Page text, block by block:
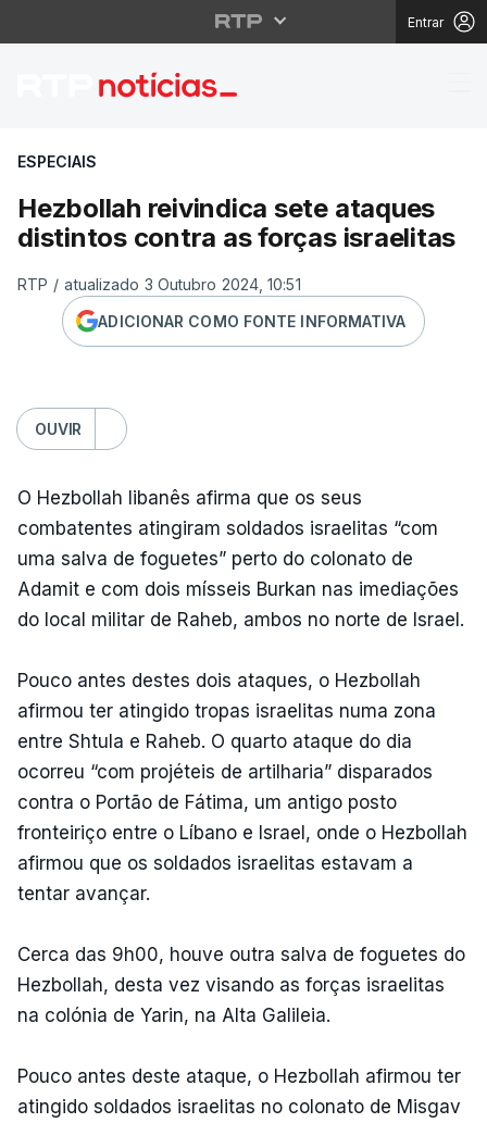
Entrar
Hezbollah reivindica
ESPECIAIS
Hezbollah reivindica sete ataques
distintos contra as forças israelitas
RTP / atualizado 3 Outubro 2024, 10:51
ADICIONAR COMO FONTE INFORMATIVA
OUVIR
O Hezbollah libanês afirma que os seus
combatentes atingiram soldados israelitas “com
uma salva de foguetes” perto do colonato de
Adamit e com dois mísseis Burkan nas imediações
do local militar de Raheb, ambos no norte de Israel.
Pouco antes destes dois ataques, o Hezbollah
afirmou ter atingido tropas israelitas numa zona
entre Shtula e Raheb. O quarto ataque do dia
ocorreu “com projéteis de artilharia” disparados
contra o Portão de Fátima, um antigo posto
fronteiriço entre o Líbano e Israel, onde o Hezbollah
afirmou que os soldados israelitas estavam a
tentar avançar.
Cerca das 9h00, houve outra salva de foguetes do
Hezbollah, desta vez visando as forças israelitas
na colónia de Yarin, na Alta Galileia.
Pouco antes deste ataque, o Hezbollah afirmou ter
atingido soldados israelitas no colonato de Misgav